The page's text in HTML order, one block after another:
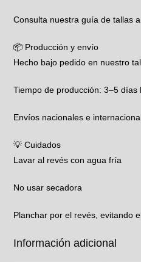
Consulta nuestra guía de tallas
📦 Producción y envío
Hecho bajo pedido en nuestro
Tiempo de producción: 3–5 días
Envíos nacionales e
💡 Cuidados
Lavar al revés con agua fría
No usar secadora
Planchar por el revés, evitando
Información adicional